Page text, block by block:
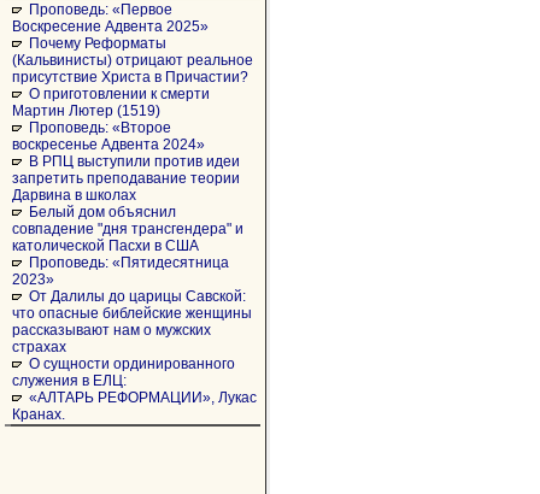
Проповедь: «Первое
Воскресение Адвента 2025»
Почему Реформаты
(Кальвинисты) отрицают реальное
присутствие Христа в Причастии?
О приготовлении к смерти
Мартин Лютер (1519)
Проповедь: «Второе
воскресенье Адвента 2024»
В РПЦ выступили против идеи
запретить преподавание теории
Дарвина в школах
Белый дом объяснил
совпадение "дня трансгендера" и
католической Пасхи в США
Проповедь: «Пятидесятница
2023»
От Далилы до царицы Савской:
что опасные библейские женщины
рассказывают нам о мужских
страхах
О сущности ординированного
служения в ЕЛЦ:
«АЛТАРЬ РЕФОРМАЦИИ», Лукас
Кранах.